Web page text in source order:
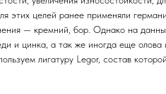
этих целей ранее применяли
— кремний, бор. Однако на
и цинка, а так же иногда еще олова
лигатуру Legor, состав